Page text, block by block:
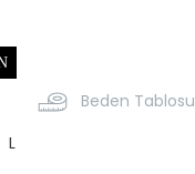
Beden Tablosu
L